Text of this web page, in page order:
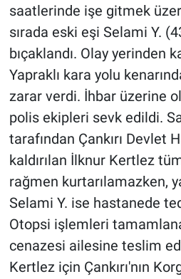
saatlerinde işe gitmek
sırada eski eşi Selami Y.
bıçaklandı. Olay yerinden
Yapraklı kara yolu
zarar verdi. İhbar üzerine
polis ekipleri sevk edildi.
tarafından Çankırı Devlet
kaldırılan İlknur Kertlez
rağmen kurtarılamazken,
Selami Y. ise hastanede
Otopsi işlemleri
cenazesi ailesine teslim
Kertlez için Çankırı'nın